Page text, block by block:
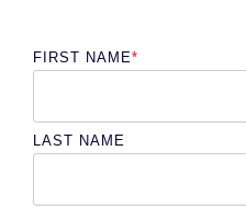
FIRST NAME*
LAST NAME